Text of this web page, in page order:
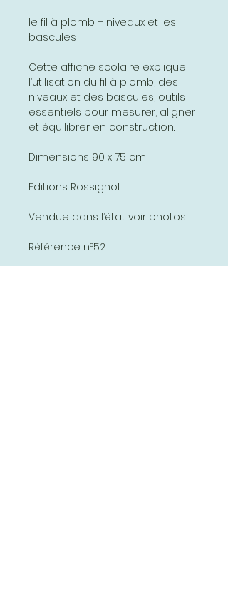
le fil à plomb – niveaux et les
bascules
Cette affiche scolaire explique
l’utilisation du fil à plomb, des
niveaux et des bascules, outils
essentiels pour mesurer, aligner
et équilibrer en construction.
Dimensions 90 x 75 cm
Editions Rossignol
Vendue dans l’état voir photos
Référence nº52